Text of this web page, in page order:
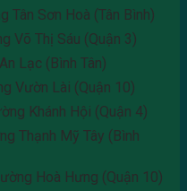
Tân Sơn Hoà (Tân Bình)
Võ Thị Sáu (Quận 3)
Lạc (Bình Tân)
Vườn Lài (Quận 10)
Khánh Hội (Quận 4)
Thạnh Mỹ Tây (Bình
Hoà Hưng (Quận 10)